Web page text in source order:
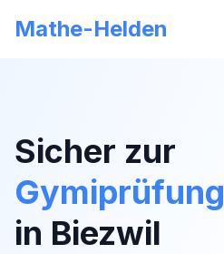
Mathe-Helden
Sicher zur
Gymiprüfung
in Biezwil